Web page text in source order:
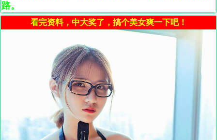
路。
看完资料，中大奖了，搞个美女爽一下吧！